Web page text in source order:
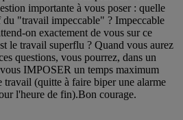
importante à vous poser : quelle
du "travail impeccable" ? Impeccable
on exactement de vous sur ce
le travail superflu ? Quand vous aurez
questions, vous pourrez, dans un
IMPOSER un temps maximum
travail (quitte à faire biper une alarme
l'heure de fin).Bon courage.